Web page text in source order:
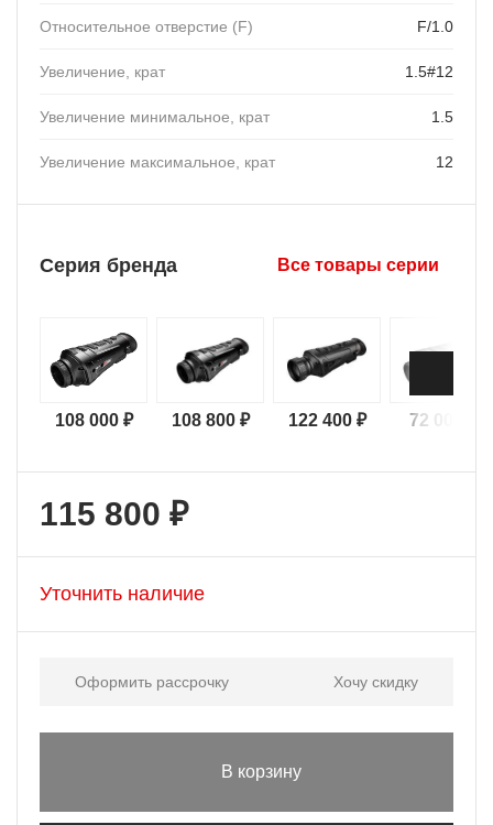
Относительное отверстие (F) F/1.0
Увеличение, крат 1.5#12
Увеличение минимальное, крат 1.5
Увеличение максимальное, крат 12
Серия бренда Все товары серии
108 000 ₽ 108 800 ₽ 122 400 ₽ 72 000 ₽
115 800 ₽
Уточнить наличие
Оформить рассрочку Хочу скидку
В корзину